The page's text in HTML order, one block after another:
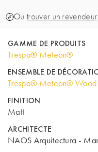
Ou trouver un revendeur
GAMME DE PRODUITS
Trespa® Meteon®
ENSEMBLE DE
Trespa® Meteon® Wood
FINITION
Matt
ARCHITECTE
NAOS Arquitectura -